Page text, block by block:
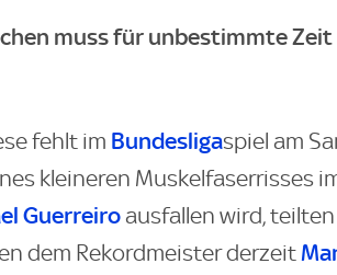
muss für unbestimmte
fehlt im Bundesligaspiel am
kleineren Muskelfaserrisses
Guerreiroausfallen wird,
dem Rekordmeister derzeit